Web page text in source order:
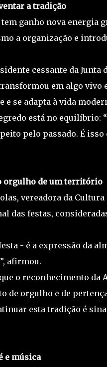
a tradição
ganho nova energia
a organização e
cessante da
em algo vivo
se adapta à vida
está no
pelo passado. É
orgulho de um território
vereadora da
das festas,
- é a expressão da
afirmou.
o reconhecimento da
de orgulho e de
esta tradição é
e música